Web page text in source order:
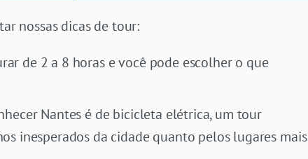
nossas dicas de tour:
de 2 a 8 horas e você pode escolher o que
Nantes é de bicicleta elétrica, um tour
inesperados da cidade quanto pelos lugares mais